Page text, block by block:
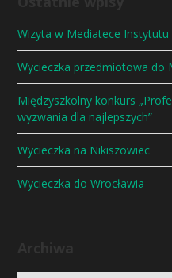
Wizyta w Mediatece Instytutu
Wycieczka przedmiotowa do
Międzyszkolny konkurs
wyzwania dla najlepszych”
Wycieczka na Nikiszowiec
Wycieczka do Wrocławia